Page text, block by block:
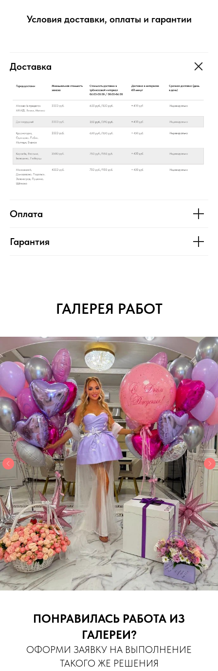
Условия доставки, оплаты и гарантии
Доставка
Оплата
Гарантия
ГАЛЕРЕЯ РАБОТ
ПОНРАВИЛАСЬ РАБОТА ИЗ
ГАЛЕРЕИ?
ОФОРМИ ЗАЯВКУ НА ВЫПОЛНЕНИЕ
ТАКОГО ЖЕ РЕШЕНИЯ